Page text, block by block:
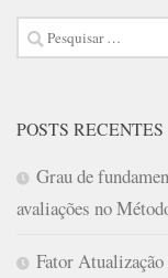
Pesquisar
por:
POSTS RECENTES
Grau de
avaliações no
Fator